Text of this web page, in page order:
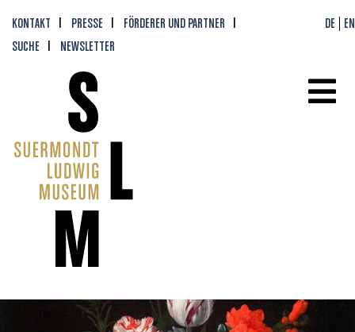
KONTAKT PRESSE
FÖRDERER UND PARTNER
SUCHE
NEWSLETTER
DE EN